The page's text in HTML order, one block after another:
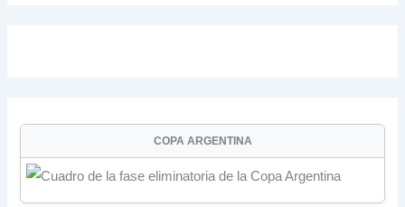
COPA ARGENTINA